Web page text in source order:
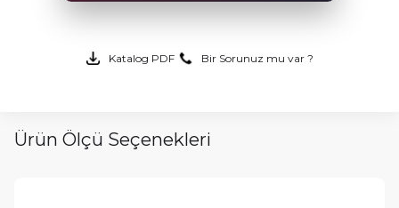
Katalog PDF Bir Sorunuz mu var ?
Ürün Ölçü Seçenekleri